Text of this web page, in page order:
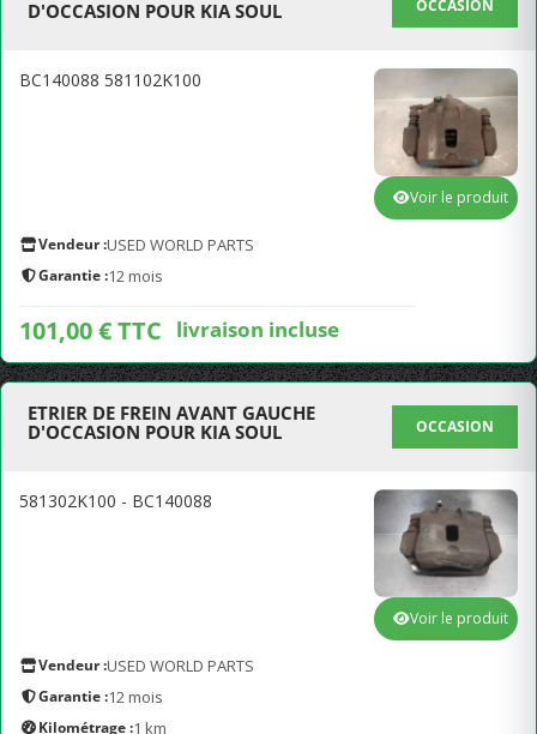
D'OCCASION POUR KIA SOUL
OCCASION
BC140088 581102K100
Vendeur :USED WORLD PARTS
Garantie :12 mois
101,00 € TTC livraison incluse
Voir le produit
ETRIER DE FREIN AVANT GAUCHE
D'OCCASION POUR KIA SOUL
OCCASION
581302K100 - BC140088
Vendeur :USED WORLD PARTS
Garantie :12 mois
Kilométrage :1 km
Voir le produit